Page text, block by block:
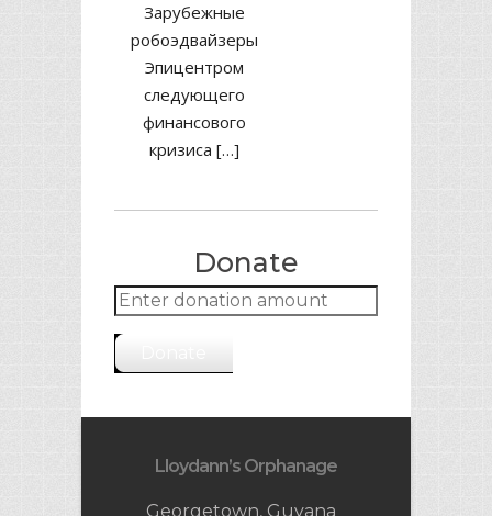
Зарубежные
робоэдвайзеры
Эпицентром
следующего
финансового
кризиса […]
Donate
Lloydann’s Orphanage
Georgetown, Guyana